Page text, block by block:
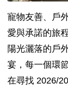
寵物友善、戶
愛與承諾的旅
陽光灑落的戶
宴，每一個環
在尋找 2026/